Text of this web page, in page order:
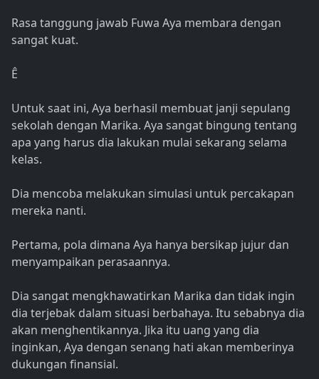
Rasa tanggung jawab Fuwa Aya membara dengan
sangat kuat.
Ê
Untuk saat ini, Aya berhasil membuat janji sepulang
sekolah dengan Marika. Aya sangat bingung tentang
apa yang harus dia lakukan mulai sekarang selama
kelas.
Dia mencoba melakukan simulasi untuk percakapan
mereka nanti.
Pertama, pola dimana Aya hanya bersikap jujur dan
menyampaikan perasaannya.
Dia sangat mengkhawatirkan Marika dan tidak ingin
dia terjebak dalam situasi berbahaya. Itu sebabnya dia
akan menghentikannya. Jika itu uang yang dia
inginkan, Aya dengan senang hati akan memberinya
dukungan finansial.